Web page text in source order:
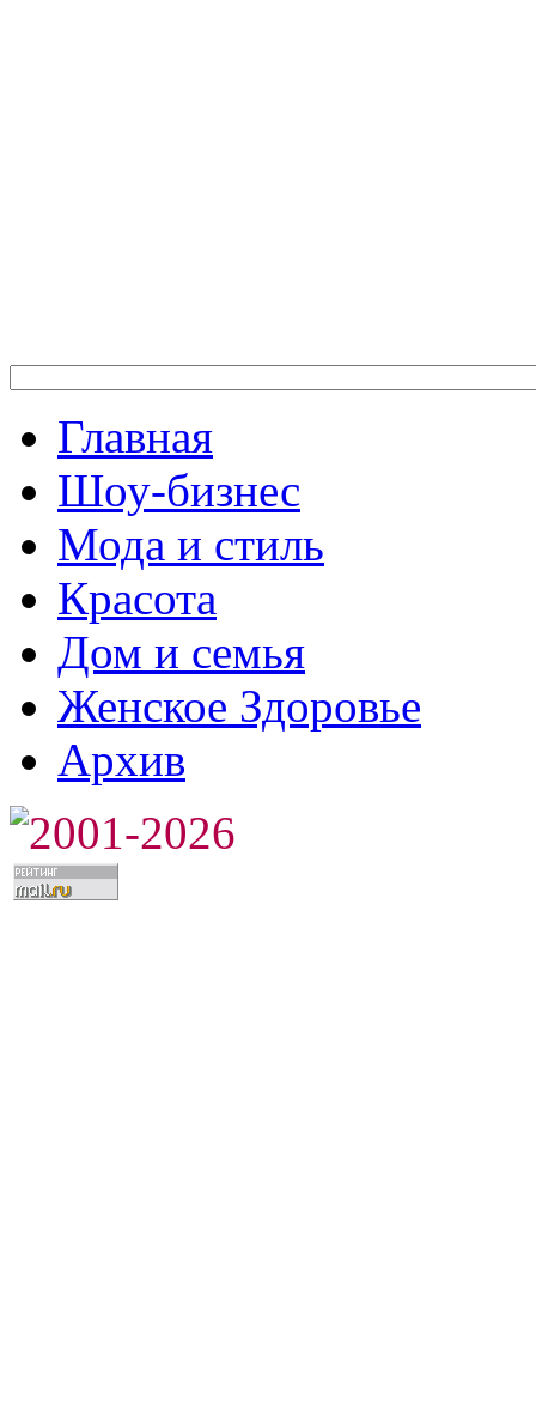
Главная
Шоу-бизнес
Мода и стиль
Красота
Дом и семья
Женское Здоровье
Архив
2001-2026